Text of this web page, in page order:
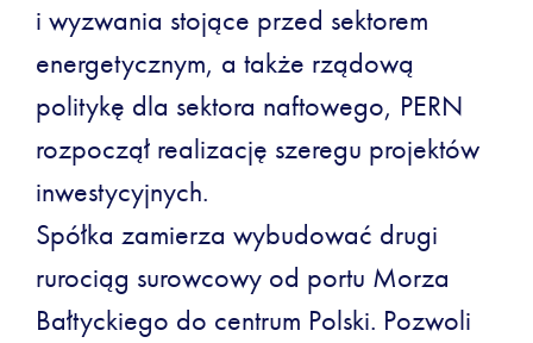
i wyzwania stojące przed sektorem
energetycznym, a także rządową
politykę dla sektora naftowego, PERN
rozpoczął realizację szeregu projektów
inwestycyjnych.
Spółka zamierza wybudować drugi
rurociąg surowcowy od portu Morza
Bałtyckiego do centrum Polski. Pozwoli